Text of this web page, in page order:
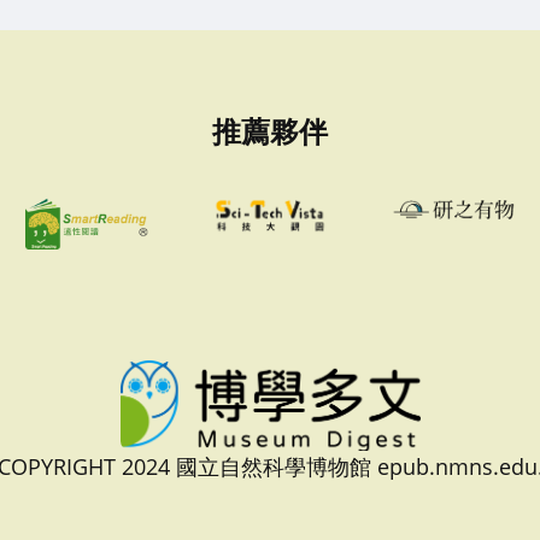
推薦夥伴
2024 國立自然科學博物館